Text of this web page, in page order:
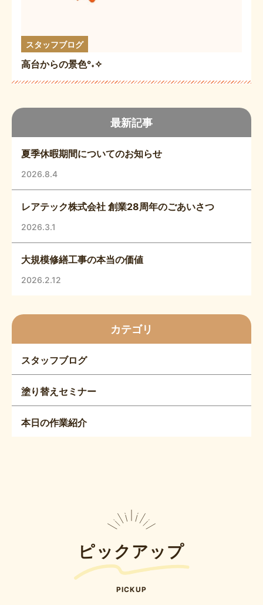
最新記事
夏季休暇期間についてのお知らせ
2026.8.4
レアテック株式会社 創業28周年のごあいさつ
2026.3.1
大規模修繕工事の本当の価値
2026.2.12
カテゴリ
スタッフブログ
塗り替えセミナー
本日の作業紹介
スタッフブログ
高台からの景色°˖✧
ピックアップ
PICKUP